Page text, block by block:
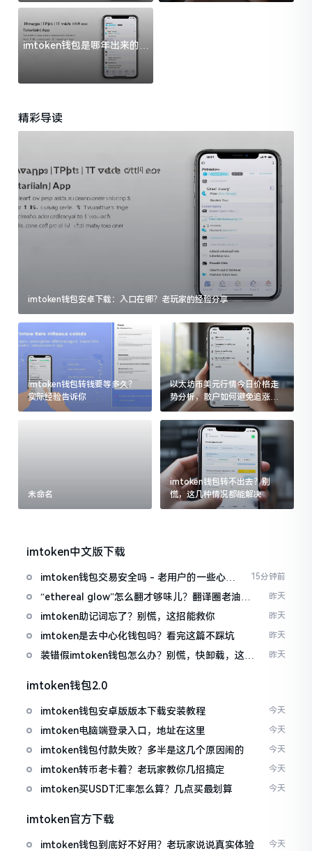
imtoken钱包是哪年出来的？
一文给你说清楚
精彩导读
imtoken钱包安卓下载：入口在哪？老玩家的经验分享
imtoken钱包转钱要等多久？
实际经验告诉你
以太坊币美元行情今日价格走
势分析，散户如何避免追涨杀
跌被套牢
未命名
imtoken钱包转不出去？别
慌，这几种情况都能解决
imtoken中文版下载
imtoken钱包交易安全吗 - 老用户的一些心里
话
15分钟前
“ethereal glow”怎么翻才够味儿？翻译圈老油条
的私房话
昨天
imtoken助记词忘了？别慌，这招能救你 昨天
imtoken是去中心化钱包吗？看完这篇不踩坑 昨天
装错假imtoken钱包怎么办？别慌，快卸载，这几
昨天
imtoken钱包2.0
imtoken钱包安卓版版本下载安装教程 今天
imtoken电脑端登录入口，地址在这里 今天
imtoken钱包付款失败？多半是这几个原因闹的 今天
imtoken转币老卡着？老玩家教你几招搞定 今天
imtoken买USDT汇率怎么算？几点买最划算 今天
imtoken官方下载
imtoken钱包到底好不好用？老玩家说说真实体验 今天